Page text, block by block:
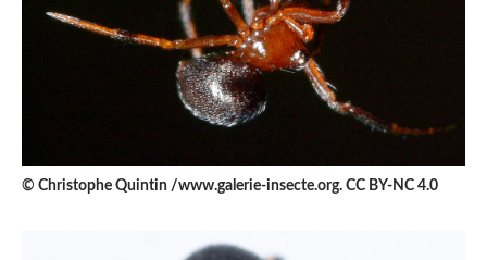
© Christophe Quintin /www.galerie-insecte.org. CC BY-NC 4.0